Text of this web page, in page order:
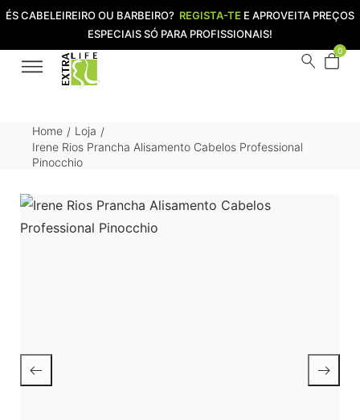
ÉS CABELEIREIRO OU BARBEIRO? REGISTA-TE E APROVEITA PREÇOS
ESPECIAIS SÓ PARA PROFISSIONAIS!
0
Home / Loja /
Irene Rios Prancha Alisamento Cabelos Professional
Pinocchio